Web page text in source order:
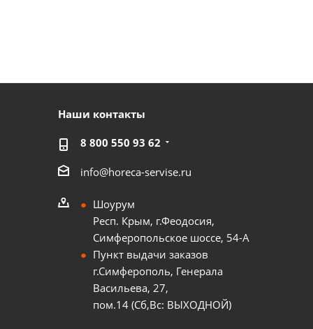
Наши контакты
8 800 550 93 62
info@horeca-servise.ru
Шоурум
Респ. Крым, г.Феодосия,
Симферопольское шоссе, 54-А
Пункт выдачи заказов
г.Симферополь, Генерала
Васильева, 27,
пом.14 (Сб,Вс: ВЫХОДНОЙ)